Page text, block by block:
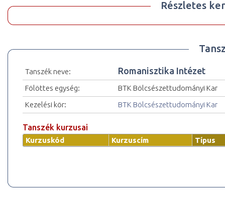
Részletes
Tanszék neve: Romanisztika Intézet
Fölöttes egység:
BTK Bölcsészettudományi Kar
Kezelési kör:
BTK Bölcsészettudományi Kar
Tanszék kurzusai
Kurzuskód Kurzuscím Típus